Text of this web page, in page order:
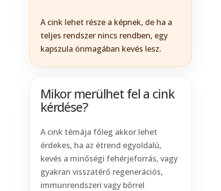
A cink lehet része a képnek, de ha a
teljes rendszer nincs rendben, egy
kapszula önmagában kevés lesz.
Mikor merülhet fel a cink
kérdése?
A cink témája főleg akkor lehet
érdekes, ha az étrend egyoldalú,
kevés a minőségi fehérjeforrás, vagy
gyakran visszatérő regenerációs,
immunrendszeri vagy bőrrel